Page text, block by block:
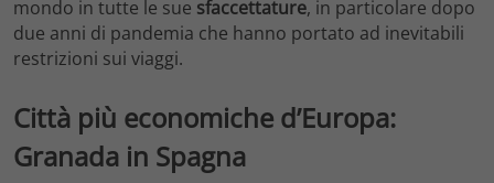
mondo in tutte le sue sfaccettature, in particolare dopo
due anni di pandemia che hanno portato ad inevitabili
restrizioni sui viaggi.
Città più economiche d’Europa:
Granada in Spagna